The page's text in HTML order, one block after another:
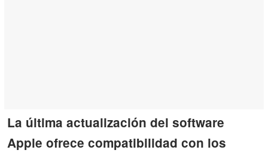
La última actualización del software
Apple ofrece compatibilidad con los